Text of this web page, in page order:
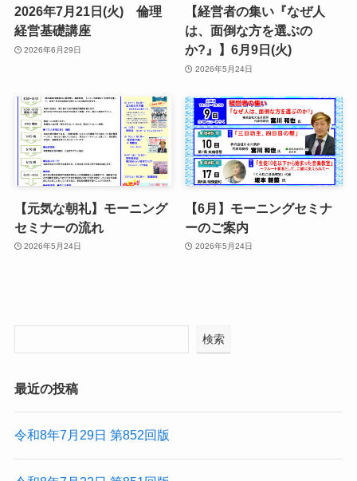
2026年7月21日(火) 倫理
経営基礎講座
2026年6月29日
【経営者の集い『なぜ人
は、面倒な方を選ぶの
か?』】6月9日(火)
2026年5月24日
【元気な朝礼】モーニング
セミナーの流れ
2026年5月24日
【6月】モーニングセミナ
ーのご案内
2026年5月24日
検索
最近の投稿
令和8年7月29日 第852回版